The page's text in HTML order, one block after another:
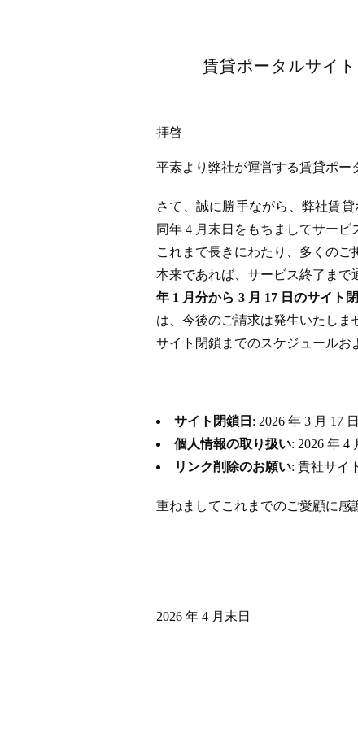
賃貸ポータルサイ
拝啓
平素より弊社が運営する賃貸ポー
さて、誠に勝手ながら、弊社賃貸
同年 4 月末日をもちましてサービ
これまで長きにわたり、多くのご
本来であれば、サービス終了まで
年 1 月分から 3 月 17 日のサイト
は、今後のご請求は発生いたしま
サイト閉鎖までのスケジュールお
サイト閉鎖日 : 2026 年 3 月 17
個人情報の取り扱い: 2026 年 4
リンク削除のお願い: 貴社サイ
重ねましてこれまでのご愛顧に感
2026 年 4 月末日